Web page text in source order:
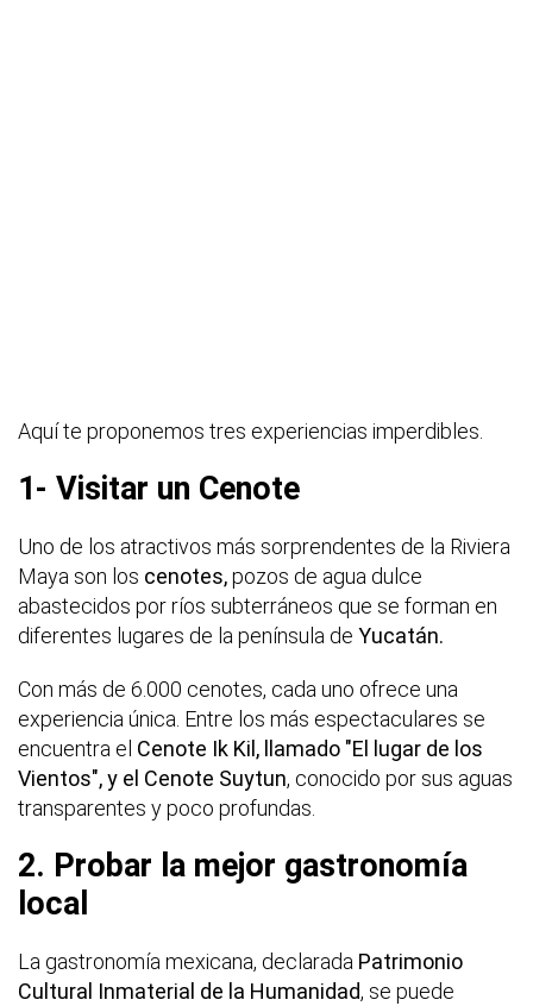
Aquí te proponemos tres experiencias imperdibles.
1- Visitar un Cenote
Uno de los atractivos más sorprendentes de la Riviera
Maya son los cenotes,pozos de agua dulce
abastecidos por ríos subterráneos que se forman en
diferentes lugares de la península de Yucatán.
Con más de 6.000 cenotes, cada uno ofrece una
experiencia única. Entre los más espectaculares se
encuentra el Cenote Ik Kil, llamado "El lugar de los
Vientos", y el Cenote Suytun, conocido por sus aguas
transparentes y poco profundas.
2. Probar la mejor gastronomía
local
La gastronomía mexicana, declarada Patrimonio
Cultural Inmaterial de la Humanidad, se puede